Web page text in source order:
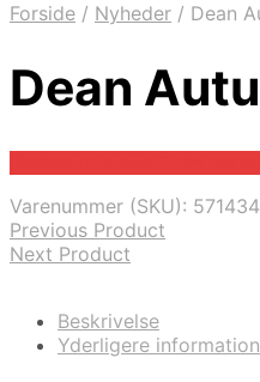
Forside / Nyheder / Dean
Dean
Varenummer (SKU):
Previous Product
Next Product
Beskrivelse
Yderligere information